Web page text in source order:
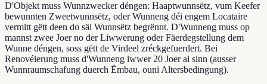
D'Objekt muss Wunnzwecker déngen: Haaptwunnsëtz, vum Keefer
bewunnten Zweetwunnsëtz, oder Wunneng déi engem Locataire
vermitt gëtt deen do säi Wunnsëtz begrënnt. D'Wunneng muss op
mannst zwee Joer no der Liwwerung oder Fäerdegstellung dem
Wunne déngen, soss gëtt de Virdeel zréckgefuerdert. Bei
Renovéierung muss d'Wunneng iwwer 20 Joer al sinn (ausser
Wunnraumschafung duerch Ëmbau, ouni Altersbedingung).